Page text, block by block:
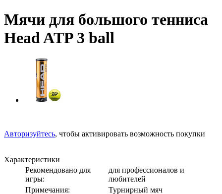
Мячи для большого тенниса
Head ATP 3 ball
Авторизуйтесь, чтобы активировать возможность покупки
Характеристики
Рекомендовано для
игры:
для профессионалов и
любителей
Примечания:
Турнирный мяч